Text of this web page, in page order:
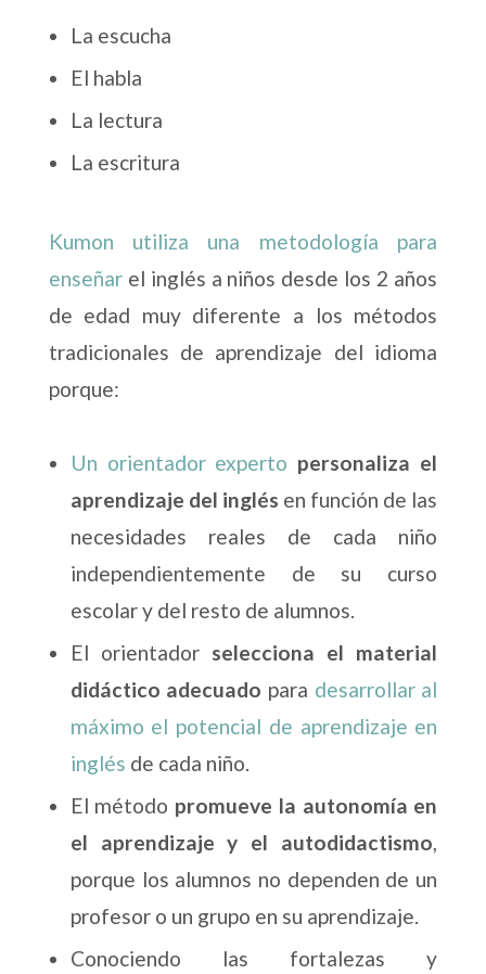
La escucha
El habla
La lectura
La escritura
Kumon utiliza una metodología para
enseñarel inglés a niños desde los 2 años
de edad muy diferente a los métodos
tradicionales de aprendizaje del idioma
porque:
Un orientador experto personaliza el
aprendizaje del inglés en función de las
necesidades reales de cada niño
independientemente de su curso
escolar y del resto de alumnos.
El orientador selecciona el material
didáctico adecuado para desarrollar al
máximo el potencial de aprendizaje en
inglés de cada niño.
El método promueve la autonomía en
el aprendizaje y el autodidactismo,
porque los alumnos no dependen de un
profesor o un grupo en su aprendizaje.
Conociendo las fortalezas y